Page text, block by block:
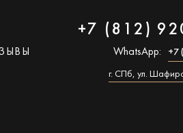
+7 (812)
WhatsApp: +7
г. СПб, ул.